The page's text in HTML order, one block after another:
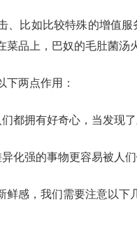
、比如比较特殊的增值
品上，巴奴的毛肚菌汤
两点作用：
都拥有好奇心，当发现
化强的事物更容易被人
感，我们需要注意以下